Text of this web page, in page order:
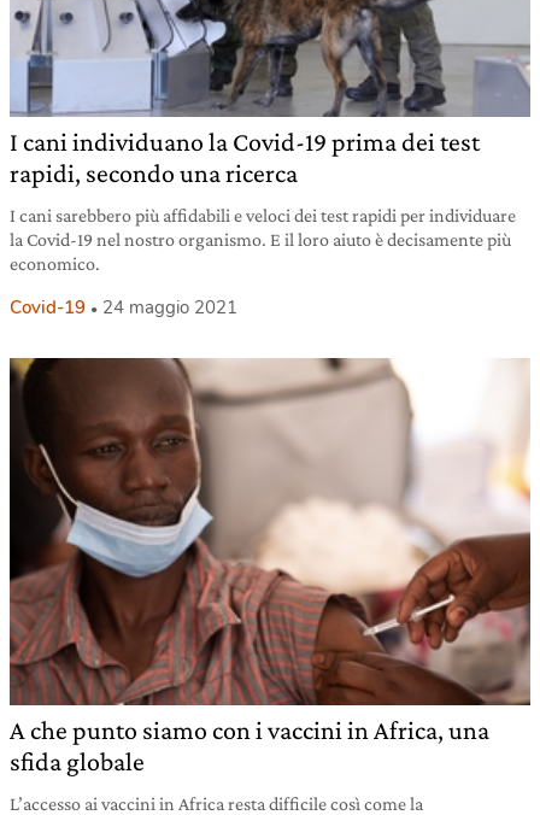
I cani individuano la Covid-19 prima dei test
rapidi, secondo una ricerca
I cani sarebbero più affidabili e veloci dei test rapidi per individuare
la Covid-19 nel nostro organismo. E il loro aiuto è decisamente più
economico.
Covid-19 24 maggio 2021
A che punto siamo con i vaccini in Africa, una
sfida globale
L’accesso ai vaccini in Africa resta difficile così come la